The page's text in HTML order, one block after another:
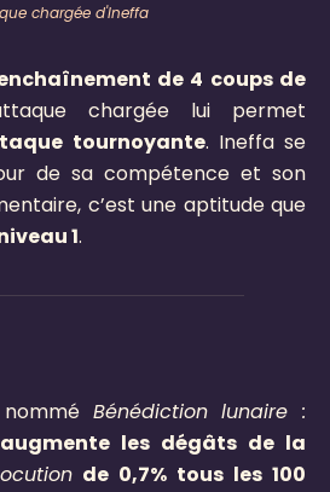
chargée d'Ineffa
de 4 coups de
chargée lui permet
tournoyante. Ineffa se
de sa compétence et son
c’est une aptitude que
1.
Bénédiction lunaire :
augmente les dégâts de la
de 0,7% tous les 100